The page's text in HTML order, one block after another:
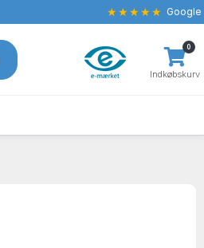
★★★★★ Google
Indkøbskurv
0